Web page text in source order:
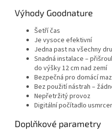
Výhody Goodnature
Šetří čas
Je vysoce efektivní
Jedna past na všechny
Snadná instalace –
do výšky 12 cm nad zemí
Bezpečná pro domácí
Bez použití nástrah –
Nepřetržitý provoz
Digitální počítadlo
Doplňkové parametry